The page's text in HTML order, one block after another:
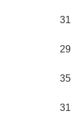
31
29
35
31